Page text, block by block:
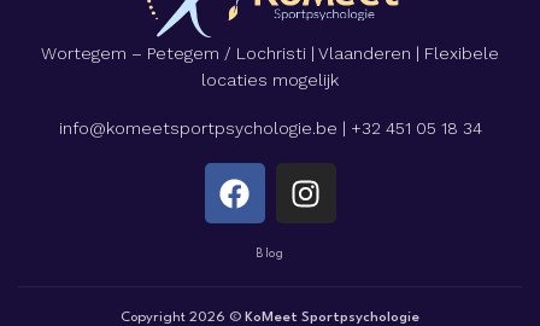
Wortegem – Petegem / Lochristi | Vlaanderen | Flexibele
locaties mogelijk
info@komeetsportpsychologie.be | +32 451 05 18 34
Blog
Copyright 2026 © KoMeet Sportpsychologie